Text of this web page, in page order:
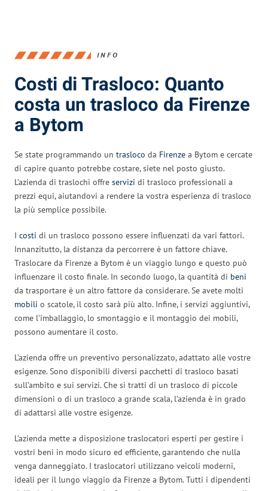
INFO
Costi di Trasloco: Quanto
costa un trasloco da Firenze
a Bytom
Se state programmando un trasloco da Firenze a Bytom e cercate
di capire quanto potrebbe costare, siete nel posto giusto.
L’azienda di traslochi offre servizi di trasloco professionali a
prezzi equi, aiutandovi a rendere la vostra esperienza di trasloco
la più semplice possibile.
I costi di un trasloco possono essere influenzati da vari fattori.
Innanzitutto, la distanza da percorrere è un fattore chiave.
Traslocare da Firenze a Bytom è un viaggio lungo e questo può
influenzare il costo finale. In secondo luogo, la quantità di beni
da trasportare è un altro fattore da considerare. Se avete molti
mobili o scatole, il costo sarà più alto. Infine, i servizi aggiuntivi,
come l’imballaggio, lo smontaggio e il montaggio dei mobili,
possono aumentare il costo.
L’azienda offre un preventivo personalizzato, adattato alle vostre
esigenze. Sono disponibili diversi pacchetti di trasloco basati
sull’ambito e sui servizi. Che si tratti di un trasloco di piccole
dimensioni o di un trasloco a grande scala, l’azienda è in grado
di adattarsi alle vostre esigenze.
L’azienda mette a disposizione traslocatori esperti per gestire i
vostri beni in modo sicuro ed efficiente, garantendo che nulla
venga danneggiato. I traslocatori utilizzano veicoli moderni,
ideali per il lungo viaggio da Firenze a Bytom. Tutti i dipendenti